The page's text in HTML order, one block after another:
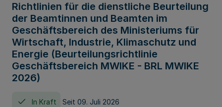
Richtlinien für die dienstliche Beurteilung
der Beamtinnen und Beamten im
Geschäftsbereich des Ministeriums für
Wirtschaft, Industrie, Klimaschutz und
Energie (Beurteilungsrichtlinie
Geschäftsbereich MWIKE - BRL MWIKE
2026)
In Kraft Seit 09. Juli 2026